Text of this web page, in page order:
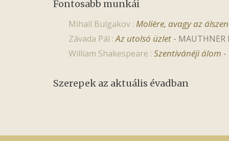
Fontosabb munkái
Mihail Bulgakov : Molière, avagy az
Závada Pál : Az utolsó üzlet - MAUTHNER
William Shakespeare : Szentivánéji álom -
Szerepek az aktuális évadban